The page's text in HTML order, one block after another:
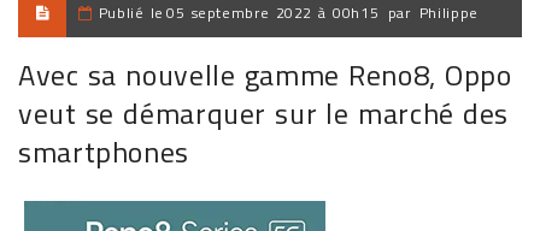
Publié le 05 septembre 2022 à 00h15 par Philippe
Avec sa nouvelle gamme Reno8, Oppo
veut se démarquer sur le marché des
smartphones